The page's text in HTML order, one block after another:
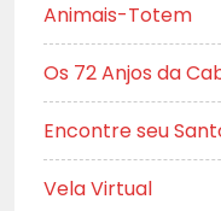
Animais-Totem
Os 72 Anjos da
Encontre seu
Vela Virtual